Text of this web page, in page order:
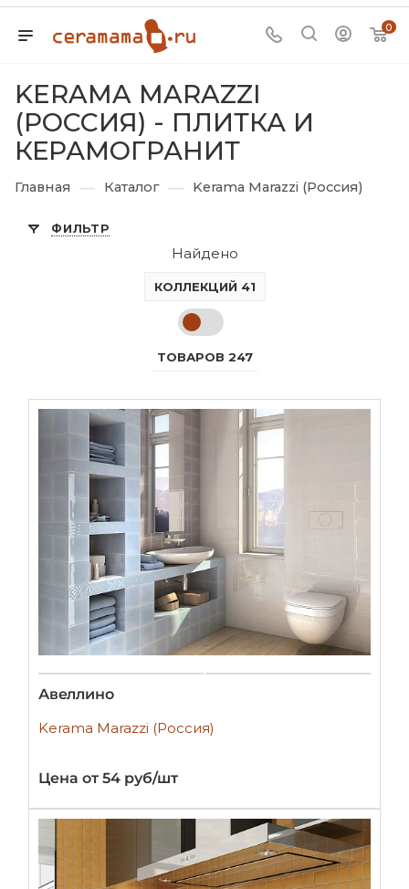
0
KERAMA MARAZZI
(РОССИЯ) - ПЛИТКА И
КЕРАМОГРАНИТ
Главная — Каталог — Kerama Marazzi (Россия)
ФИЛЬТР
Найдено
КОЛЛЕКЦИЙ 41
ТОВАРОВ 247
Авеллино
Kerama Marazzi (Россия)
Цена от 54 руб/шт